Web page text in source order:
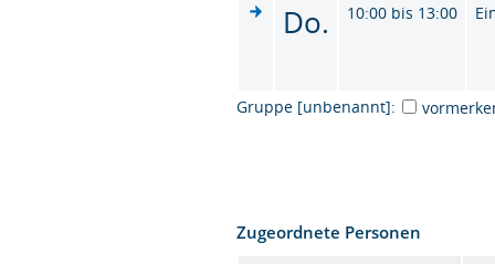
Do. 10:00 bis 13:00
Gruppe [unbenannt]:
Zugeordnete Personen